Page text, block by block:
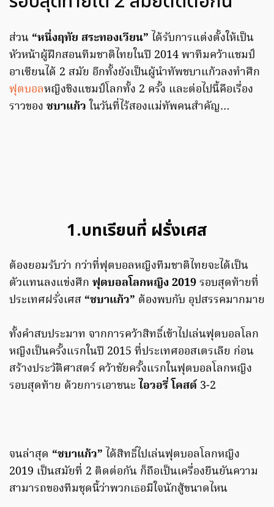
ส่วน “หนึ่งฤทัย สระทองเวียน” ได้รับการแต่งตั้งให้เป็น
หัวหน้าผู้ฝึกสอนทีมชาติไทยในปี 2014 พาทีมคว้าแชมป์
อาเซียนได้ 2 สมัย อีกทั้งยังเป็นผู้นำทัพชบาแก้วลงทำศึก
ฟุตบอลหญิงชิงแชมป์โลกทั้ง 2 ครั้ง และต่อไปนี้คือเรื่อง
ราวของ ชบาแก้ว ในวันที่ไร้สองแม่ทัพคนสำคัญ…
1.บทเรียนที่ ฝรั่งเศส
ต้องยอมรับว่า กว่าที่ฟุตบอลหญิงทีมชาติไทยจะได้เป็น
ตัวแทนลงแข่งศึก ฟุตบอลโลกหญิง 2019รอบสุดท้ายที่
ประเทศฝรั่งเศส “ชบาแก้ว” ต้องพบกับ อุปสรรคมากมาย
ทั้งคำสบประมาท จากการคว้าสิทธิ์เข้าไปเล่นฟุตบอลโลก
หญิงเป็นครั้งแรกในปี 2015 ที่ประเทศออสเตรเลีย ก่อน
สร้างประวัติศาสตร์ คว้าชัยครั้งแรกในฟุตบอลโลกหญิง
รอบสุดท้าย ด้วยการเอาชนะ ไอวอรี่ โคสต์ 3-2
จนล่าสุด “ชบาแก้ว” ได้สิทธิ์ไปเล่นฟุตบอลโลกหญิง
2019 เป็นสมัยที่ 2 ติดต่อกัน ก็ถือเป็นเครื่องยืนยันความ
สามารถของทีมชุดนี้ว่าพวกเธอมีใจนักสู้ขนาดไหน